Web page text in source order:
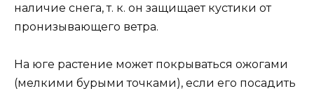
наличие снега, т. к. он защищает кустики от
пронизывающего ветра.
На юге растение может покрываться ожогами
(мелкими бурыми точками), если его посадить